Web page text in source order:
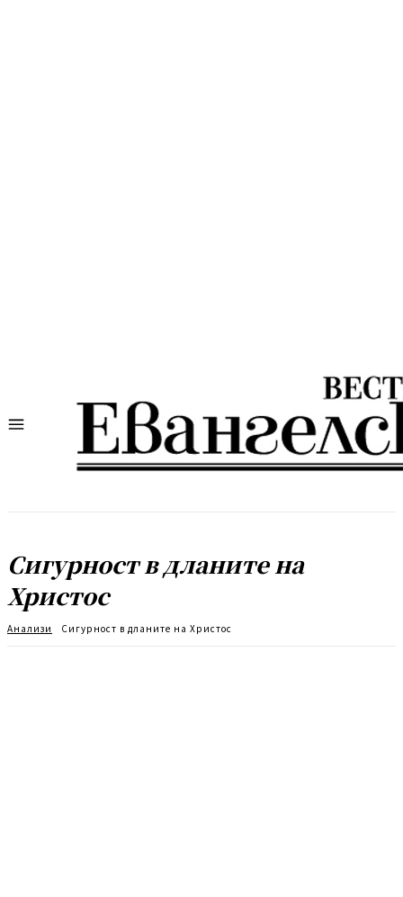
Сигурност в дланите на
Христос
Анализи Сигурност в дланите на Христос